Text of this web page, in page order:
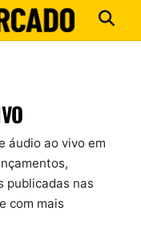
áudio ao vivo em
publicadas nas
com mais